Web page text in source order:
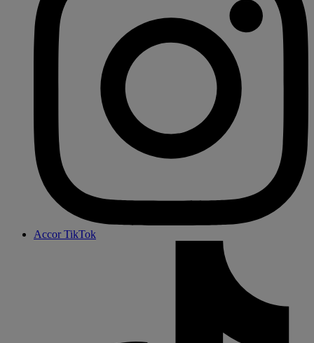
Accor TikTok